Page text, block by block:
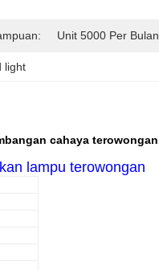
Unit 5000 Per Bulan
light
cahaya terowongan
lampu terowongan